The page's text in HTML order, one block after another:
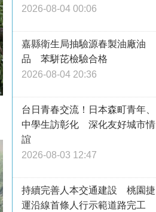
2026-08-04 00:06
嘉縣衛生局抽驗源春製油廠油
品 苯駢芘檢驗合格
2026-08-04 20:36
台日青春交流！日本森町青年、
中學生訪彰化 深化友好城市情
誼
2026-08-03 12:47
持續完善人本交通建設 桃園捷
運沿線首條人行示範道路完工